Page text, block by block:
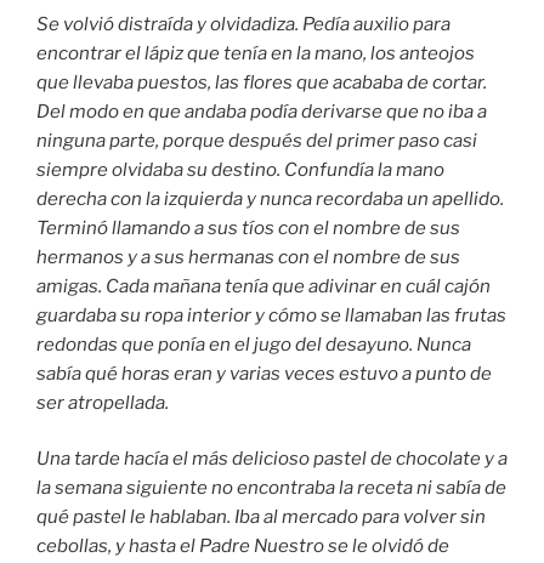
Se volvió distraída y olvidadiza. Pedía auxilio para
encontrar el lápiz que tenía en la mano, los anteojos
que llevaba puestos, las flores que acababa de cortar.
Del modo en que andaba podía derivarse que no iba a
ninguna parte, porque después del primer paso casi
siempre olvidaba su destino. Confundía la mano
derecha con la izquierda y nunca recordaba un apellido.
Terminó llamando a sus tíos con el nombre de sus
hermanos y a sus hermanas con el nombre de sus
amigas. Cada mañana tenía que adivinar en cuál cajón
guardaba su ropa interior y cómo se llamaban las frutas
redondas que ponía en el jugo del desayuno. Nunca
sabía qué horas eran y varias veces estuvo a punto de
ser atropellada.
Una tarde hacía el más delicioso pastel de chocolate y a
la semana siguiente no encontraba la receta ni sabía de
qué pastel le hablaban. Iba al mercado para volver sin
cebollas, y hasta el Padre Nuestro se le olvidó de